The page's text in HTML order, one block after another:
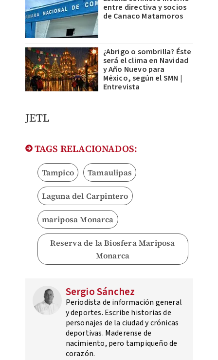
entre directiva y socios
de Canaco Matamoros
¿Abrigo o sombrilla? Éste
será el clima en Navidad
y Año Nuevo para
México, según el SMN |
Entrevista
JETL
TAGS RELACIONADOS:
Tampico Tamaulipas
Laguna del Carpintero
mariposa Monarca
Reserva de la Biosfera Mariposa
Monarca
Sergio Sánchez
Periodista de información general
y deportes. Escribe historias de
personajes de la ciudad y crónicas
deportivas. Maderense de
nacimiento, pero tampiqueño de
corazón.